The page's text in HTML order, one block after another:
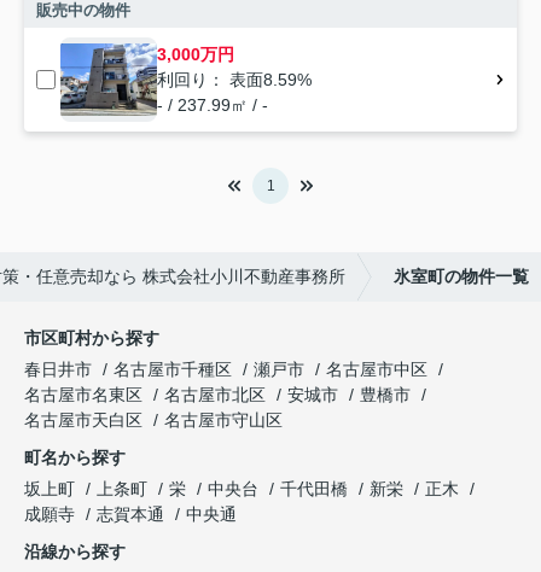
販売中の物件
3,000万円
利回り： 表面8.59%
- / 237.99㎡ / -
1
・任意売却なら 株式会社小川不動産事務所 氷室町の物件一覧
市区町村から探す
春日井市
名古屋市千種区 瀬戸市
名古屋市中区
名古屋市名東区
名古屋市北区 安城市
豊橋市
名古屋市天白区
名古屋市守山区
町名から探す
坂上町
上条町 栄 中央台 千代田橋 新栄
正木
成願寺
志賀本通
中央通
沿線から探す